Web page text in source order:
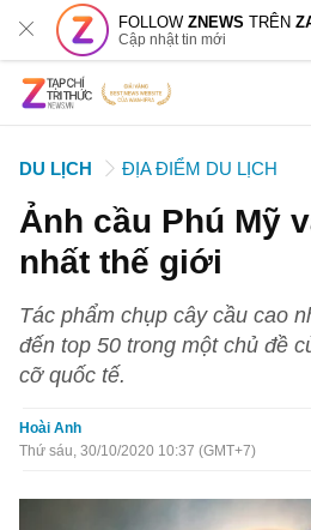
FOLLOWZNEWS TRÊN
Cập nhật tin mới
DU LỊCH ĐỊA ĐIỂM DU LỊCH
Ảnh cầu Phú Mỹ
nhất thế giới
Tác phẩm chụp cây cầu cao
đến top 50 trong một chủ đề
cỡ quốc tế.
Hoài Anh
Thứ sáu, 30/10/2020 10:37 (GMT+7)